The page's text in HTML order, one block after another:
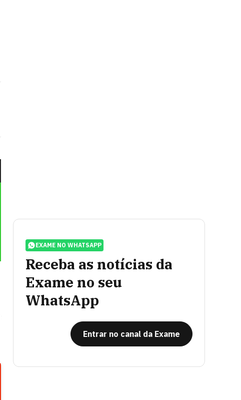
EXAME NO WHATSAPP
Receba as notícias da
Exame no seu
WhatsApp
Entrar no canal da Exame